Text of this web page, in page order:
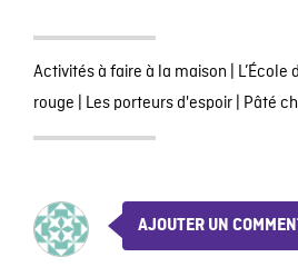
Activités à faire à la maison | L’École
rouge | Les porteurs d'espoir| Pâté
AJOUTER UN